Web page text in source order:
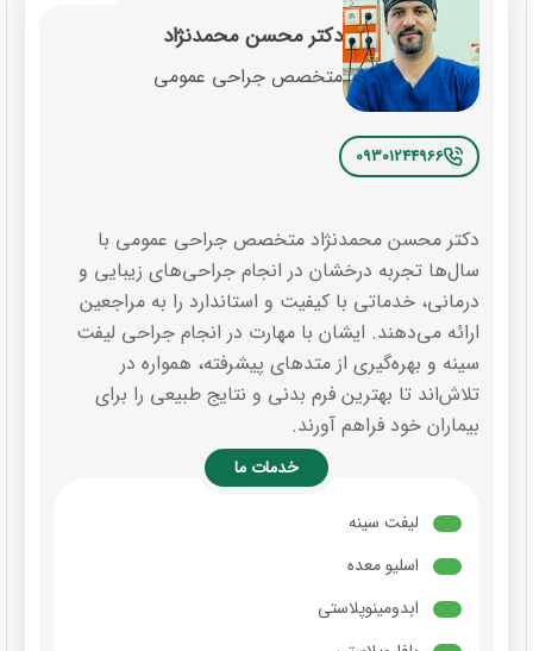
دکتر محسن محمدنژاد
متخصص جراحی عمومی
09301244966
دکتر محسن محمدنژاد متخصص جراحی عمومی با
سال‌ها تجربه درخشان در انجام جراحی‌های زیبایی و
درمانی، خدماتی با کیفیت و استاندارد را به مراجعین
ارائه می‌دهند. ایشان با مهارت در انجام جراحی لیفت
سینه و بهره‌گیری از متدهای پیشرفته، همواره در
تلاش‌اند تا بهترین فرم بدنی و نتایج طبیعی را برای
بیماران خود فراهم آورند.
خدمات ما
لیفت سینه
اسلیو معده
ابدومینوپلاستی